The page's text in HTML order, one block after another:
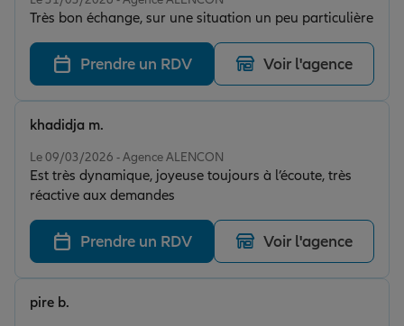
Très bon échange, sur une situation un peu particulière
Prendre un RDV Voir l'agence
Le 09/03/2026 - Agence ALENCON
Est très dynamique, joyeuse toujours à l’écoute, très
réactive aux demandes
khadidja m.
Prendre un RDV Voir l'agence
pire b.